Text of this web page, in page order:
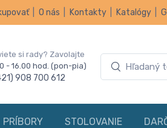
O nás Kontakty Katalógy
si rady? Zavolajte
- 16.00 hod. (pon-pia)
908 700 612
PRÍBORY STOLOVANIE